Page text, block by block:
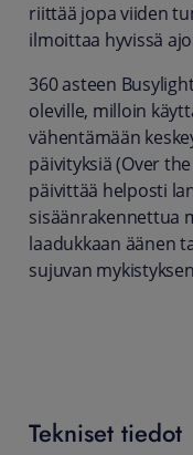
riittää jopa viiden
ilmoittaa hyvissä
360 asteen
oleville, milloin
vähentämään
päivityksiä (Over
päivittää helposti
sisäänrakennettua
laadukkaan äänen
sujuvan
Tekniset tiedot